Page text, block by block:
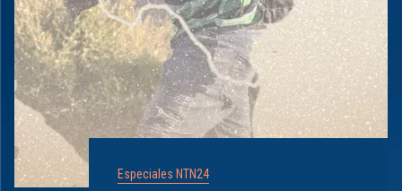
Especiales NTN24